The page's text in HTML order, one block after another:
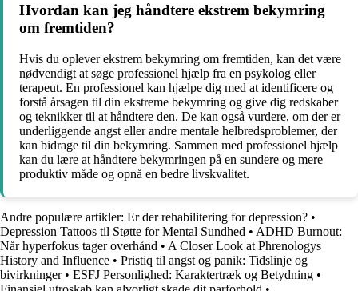
Hvordan kan jeg håndtere ekstrem bekymring
om fremtiden?
Hvis du oplever ekstrem bekymring om fremtiden, kan det være
nødvendigt at søge professionel hjælp fra en psykolog eller
terapeut. En professionel kan hjælpe dig med at identificere og
forstå årsagen til din ekstreme bekymring og give dig redskaber
og teknikker til at håndtere den. De kan også vurdere, om der er
underliggende angst eller andre mentale helbredsproblemer, der
kan bidrage til din bekymring. Sammen med professionel hjælp
kan du lære at håndtere bekymringen på en sundere og mere
produktiv måde og opnå en bedre livskvalitet.
Andre populære artikler: Er der rehabilitering for depression? •
Depression Tattoos til Støtte for Mental Sundhed • ADHD Burnout:
Når hyperfokus tager overhånd • A Closer Look at Phrenologys
History and Influence • Pristiq til angst og panik: Tidslinje og
bivirkninger• ESFJ Personlighed: Karaktertræk og Betydning •